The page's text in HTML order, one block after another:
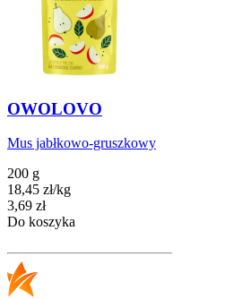
OWOLOVO
Mus jabłkowo-gruszkowy
200 g
18,45 zł/kg
Cena
3,69 zł
Do koszyka